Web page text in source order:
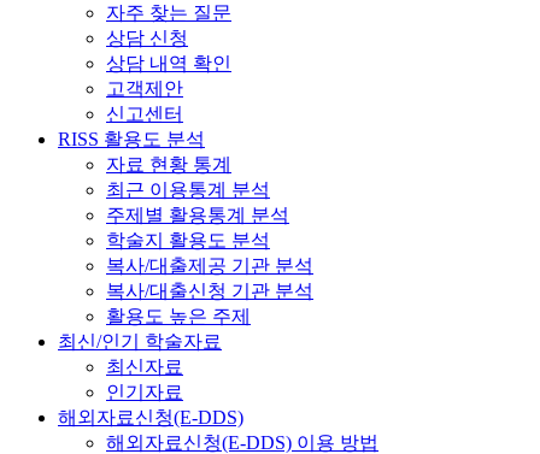
자주 찾는 질문
상담 신청
상담 내역 확인
고객제안
신고센터
RISS 활용도 분석
자료 현황 통계
최근 이용통계 분석
주제별 활용통계 분석
학술지 활용도 분석
복사/대출제공 기관 분석
복사/대출신청 기관 분석
활용도 높은 주제
최신/인기 학술자료
최신자료
인기자료
해외자료신청(E-DDS)
해외자료신청(E-DDS) 이용 방법